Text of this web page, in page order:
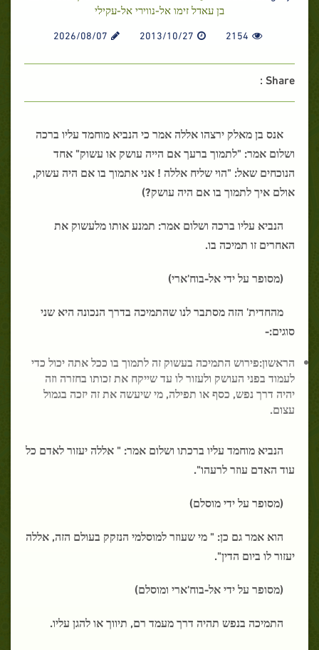
בן עאדל זימו אל-נווירי אל-עקילי
2154
2013/10/27
2026/08/07
Share :
אנס בן מאלק ירצהו אללה אמר כי הנביא מוחמד עליו ברכה
ושלום אמר: "לתמוך ברעך אם הייה עושק או עשוק" אחד
הנוכחים שאל: "הוי שליח אללה ! אני אתמוך בו אם היה עשוק,
אולם איך לתמוך בו אם היה עושק?)
הנביא עליו ברכה ושלום אמר: תמנע אותו מלעשוק את
האחרים זו תמיכה בו.
(מסופר על ידי אל-בוח'ארי)
מהחדית' הזה מסתבר לנו שהתמיכה בדרך הנכונה היא שני
סוגים:-
הראשון:פירוש התמיכה בעשוק זה לתמוך בו ככל אתה יכול כדי
לעמוד בפני העושק ולעזור לו עד שייקח את זכותו בחזרה וזה
יהיה דרך נפש, כסף או תפילה, מי שיעשה את זה יזכה בגמול
עצום.
הנביא מוחמד עליו ברכתו ושלום אמר: " אללה יעזור לאדם כל
עוד האדם עוזר לרעהו".
(מסופר על ידי מוסלם)
הוא אמר גם כן: " מי שעוזר למוסלמי הנזקק בעולם הזה, אללה
יעזור לו ביום הדין".
(מסופר על ידי אל-בוח'ארי ומוסלם)
התמיכה בנפש תהיה דרך מעמד רם, תיווך או להגן עליו.